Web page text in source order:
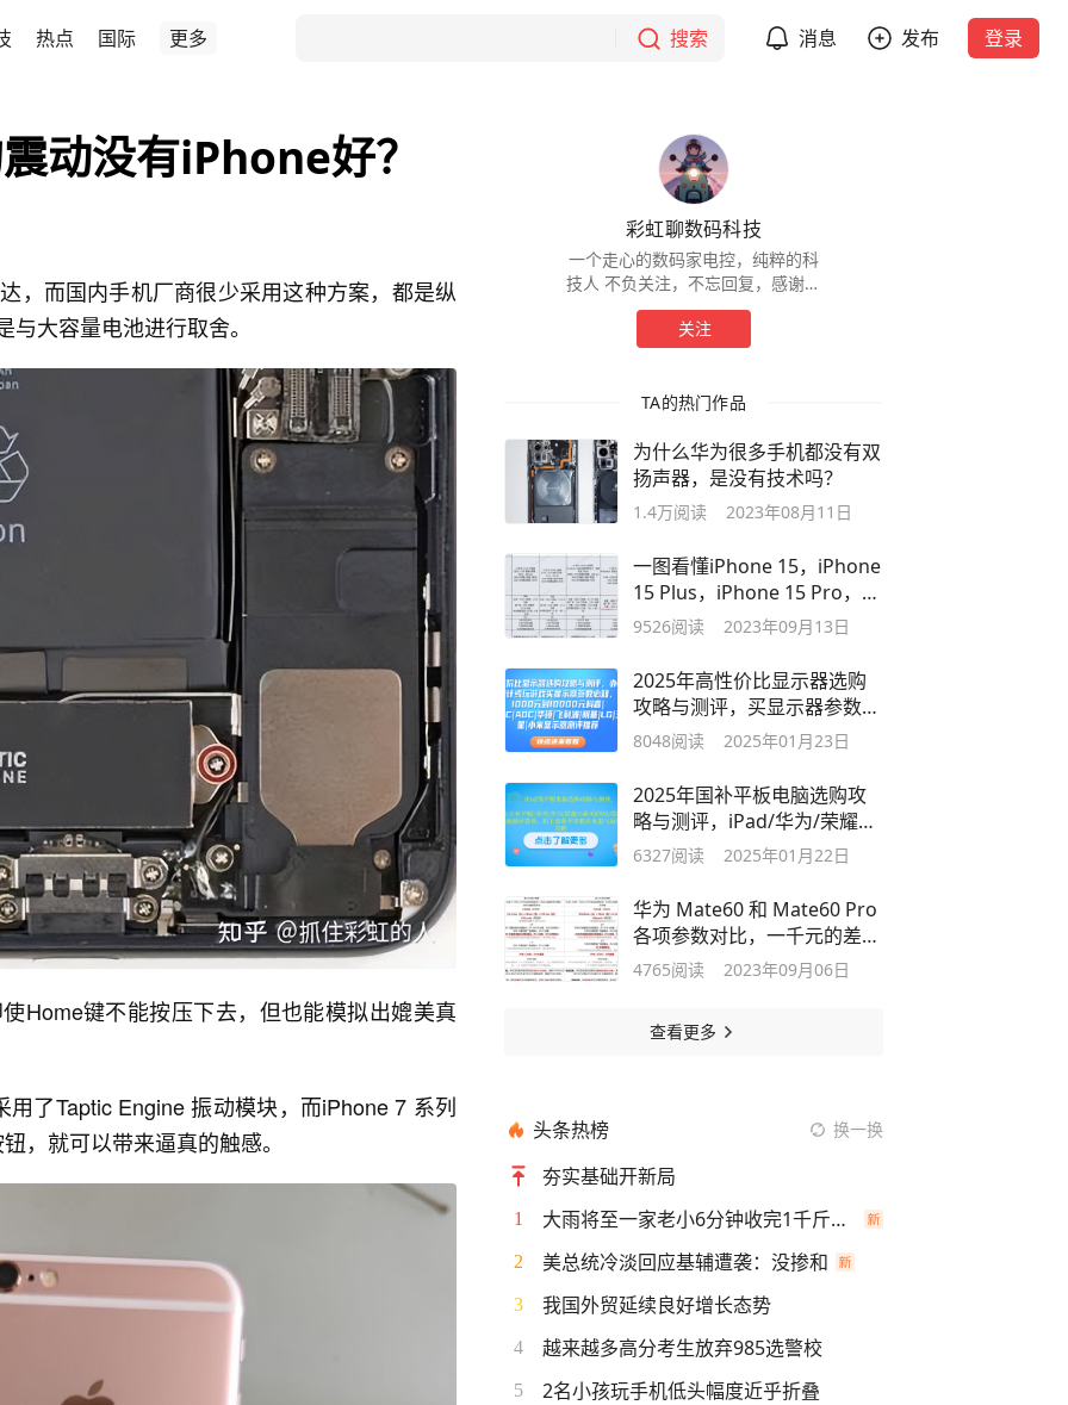
热点 国际 更多 搜索 消息 发布 登录
动没有iPhone好？
，而国内手机厂商很少采用这种方案，都是纵
大容量电池进行取舍。
Home键不能按压下去，但也能模拟出媲美真
了Taptic Engine 振动模块，而iPhone 7 系列
，就可以带来逼真的触感。
彩虹聊数码科技
一个走心的数码家电控，纯粹的科
技人 不负关注，不忘回复，感谢点
赞支持
关注
TA的热门作品
为什么华为很多手机都没有双
扬声器，是没有技术吗？
1.4万阅读 2023年08月11日
一图看懂iPhone 15，iPhone
15 Plus，iPhone 15 Pro，
Pro Max区别不同
9526阅读 2023年09月13日
2025年高性价比显示器选购
攻略与测评，买显示器参数必
知科普
8048阅读 2025年01月23日
2025年国补平板电脑选购攻
略与测评，iPad/华为/荣耀平
板电脑推荐
6327阅读 2025年01月22日
华为 Mate60 和 Mate60 Pro
各项参数对比，一千元的差价
差到哪里了？
4765阅读 2023年09月06日
查看更多
头条热榜 换一换
夯实基础开新局
1 大雨将至一家老小6分钟收完1千斤稻谷
2 美总统冷淡回应基辅遭袭：没掺和
3 我国外贸延续良好增长态势
4 越来越多高分考生放弃985选警校
5 2名小孩玩手机低头幅度近乎折叠